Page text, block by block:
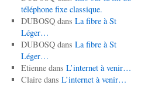
téléphone fixe classique.
DUBOSQdans La fibre à St
Léger…
DUBOSQdans La fibre à St
Léger…
Etiennedans L’internet à venir…
Clairedans L’internet à venir…